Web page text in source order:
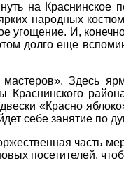
на Краснинское
народных
угощение. И,
долго еще
Здесь
Краснинского
«Красно
себе занятие по
часть
посетителей,